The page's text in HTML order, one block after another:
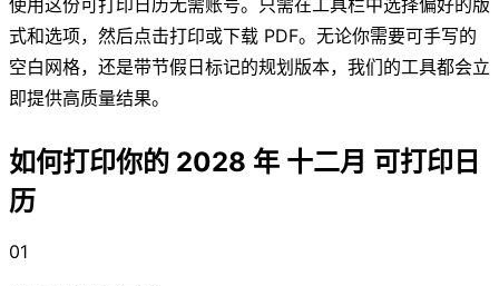
使用这份可打印日历无需账号。只需在工具栏中选择偏好的版
式和选项，然后点击打印或下载 PDF。无论你需要可手写的
空白网格，还是带节假日标记的规划版本，我们的工具都会立
即提供高质量结果。
如何打印你的 2028 年 十二月 可打印日
历
01